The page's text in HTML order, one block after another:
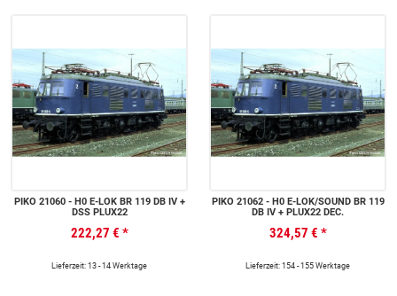
PIKO 21060 - H0 E-LOK BR 119 DB IV +
DSS PLUX22
222,27 € *
Lieferzeit: 13 - 14 Werktage
PIKO 21062 - H0 E-LOK/SOUND BR 119
DB IV + PLUX22 DEC.
324,57 € *
Lieferzeit: 154 - 155 Werktage